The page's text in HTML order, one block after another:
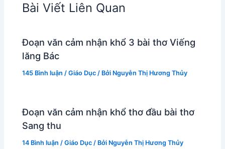
Bài Viết Liên Quan
Đoạn văn cảm nhận khổ 3 bài thơ Viếng
lăng Bác
145 Bình luận /Giáo Dục / Bởi Nguyễn Thị Hương Thủy
Đoạn văn cảm nhận khổ thơ đầu bài thơ
Sang thu
14 Bình luận /Giáo Dục / Bởi Nguyễn Thị Hương Thủy